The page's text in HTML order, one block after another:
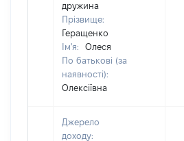
дружина
Прізвище:
Геращенко
Ім'я:
Олеся
По батькові (за
наявності):
Олексіївна
Джерело
доходу: